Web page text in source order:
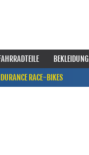
BEKLEIDUNG
RACE-BIKES